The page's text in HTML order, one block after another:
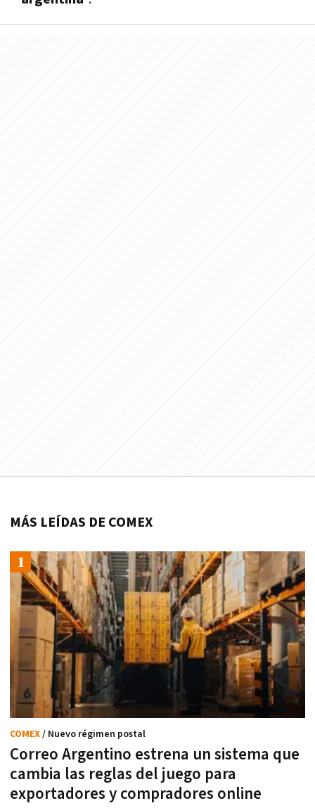
MÁS LEÍDAS DE COMEX
Correo Argentino estrena un sistema que
cambia las reglas del juego para
exportadores y compradores online
COMEX/ Nuevo régimen postal